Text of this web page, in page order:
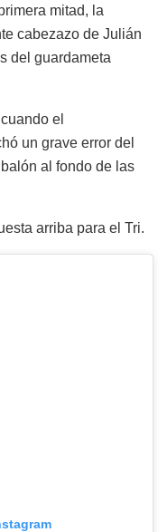
mitad, la
cabezazo de Julián
del guardameta
el
un grave error del
al fondo de las
arriba para el Tri.